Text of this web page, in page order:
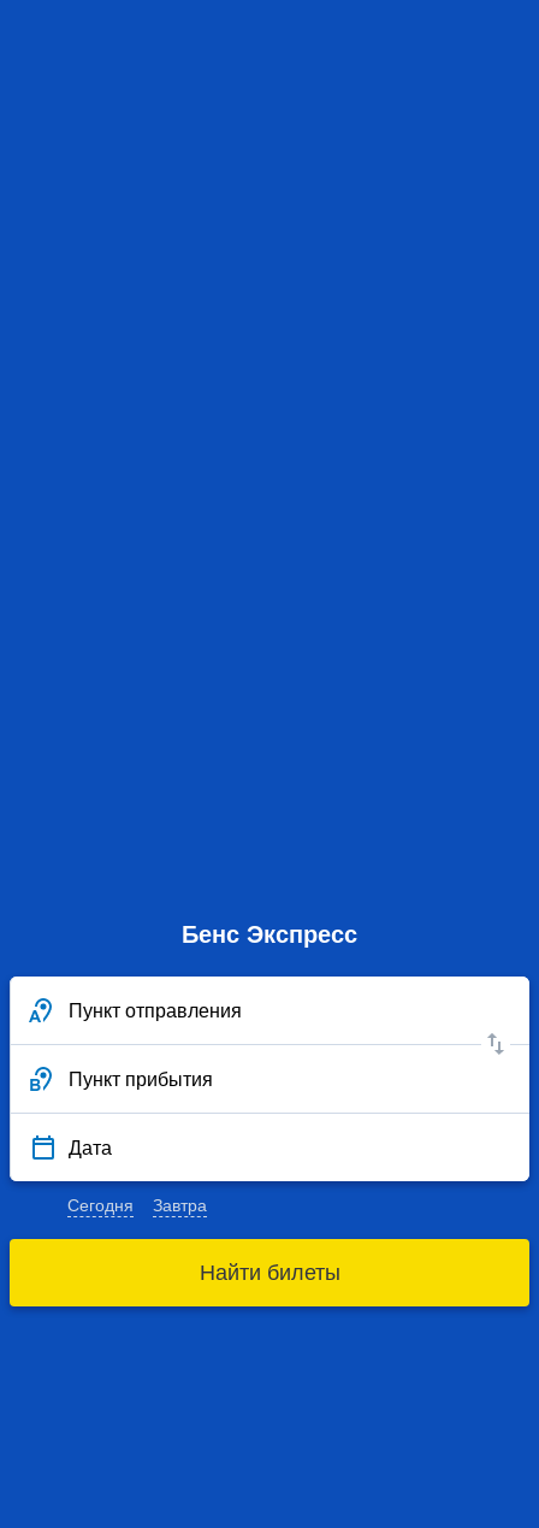
Бенс Экспресс
Пункт отправления
Пункт прибытия
Дата
Сегодня Завтра
Найти билеты